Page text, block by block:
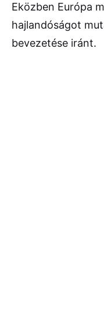
Eközben Európa
hajlandóságot
bevezetése